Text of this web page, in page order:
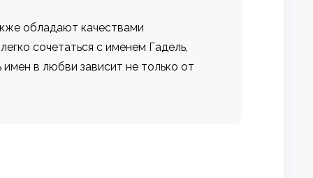
обладают качествами
сочетаться с именем Гадель,
в любви зависит не только от